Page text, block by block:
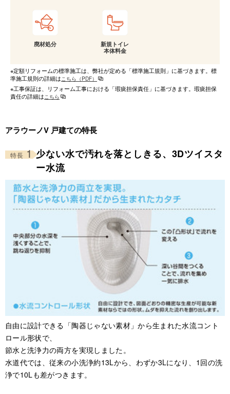
廃材処分
新規トイレ
本体料金
※定額リフォームの標準施工は、弊社が定める「標準施工規則」に基づきます。標
準施工規則の詳細は こちら（PDF）
※工事保証は、リフォーム工事における「瑕疵担保責任」に基づきます。瑕疵担保
責任の詳細は こちら
アラウーノV 戸建ての特長
特長 1 少ない水で汚れを落としきる、3Dツイスタ
ー水流
自由に設計できる「陶器じゃない素材」から生まれた水流コント
ロール形状で、
節水と洗浄力の両方を実現しました。
水道代では、従来の小洗浄約13Lから、わずか3Lになり、1回の洗
浄で10Lも差がつきます。